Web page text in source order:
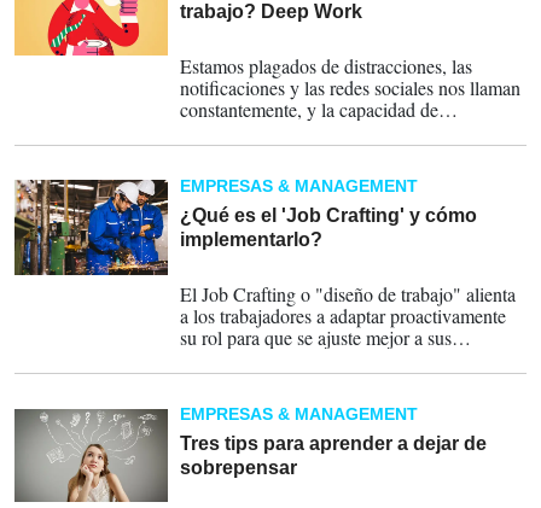
trabajo? Deep Work
Estamos plagados de distracciones, las
notificaciones y las redes sociales nos llaman
constantemente, y la capacidad de
preciado. Es aquí donde entra en juego el
Deep Work
EMPRESAS & MANAGEMENT
¿Qué es el 'Job Crafting' y cómo
implementarlo?
El Job Crafting o "diseño de trabajo" alienta
a los trabajadores a adaptar proactivamente
su rol para que se ajuste mejor a sus
profesionales.
EMPRESAS & MANAGEMENT
Tres tips para aprender a dejar de
sobrepensar